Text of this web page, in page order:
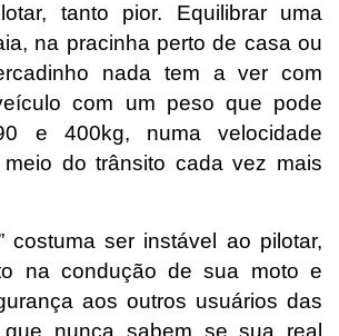
tanto pior. Equilibrar uma
na pracinha perto de casa ou
nada tem a ver com
com um peso que pode
e 400kg, numa velocidade
do trânsito cada vez mais
costuma ser instável ao pilotar,
na condução de sua moto e
aos outros usuários das
nunca sabem se sua real